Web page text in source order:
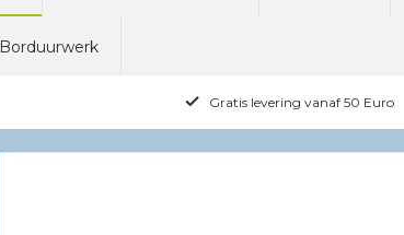
Borduurwerk
Gratis levering vanaf 50 Euro